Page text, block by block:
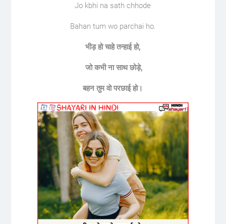
Jo kbhi na sath chhode
Bahan tum wo parchai ho.
भीड़ हो चाहे तन्हाई हो,
जो कभी ना साथ छोड़े,
बहन तुम वो परछाई हो।